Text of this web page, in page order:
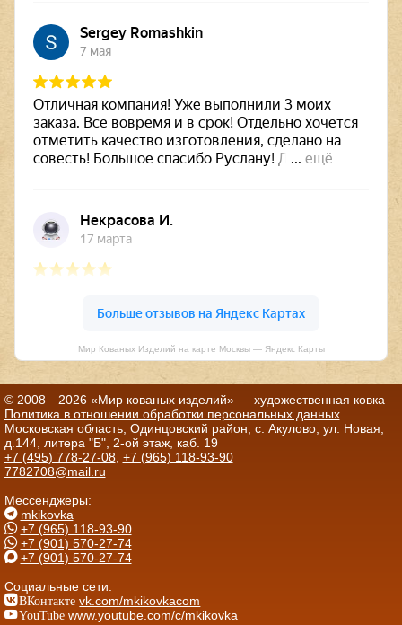
Мир Кованых Изделий на карте Москвы — Яндекс Карты
© 2008—2026 «Мир кованых изделий» — художественная ковка
Политика в отношении обработки персональных данных
Московская область, Одинцовский район, с. Акулово, ул. Новая,
д.144, литера "Б", 2-ой этаж, каб. 19
+7 (495) 778-27-08, +7 (965) 118-93-90
7782708@mail.ru
Мессенджеры:
mkikovka
+7 (965) 118-93-90
+7 (901) 570-27-74
+7 (901) 570-27-74
Социальные сети:
ВКонтакте vk.com/mkikovkacom
YouTube www.youtube.com/c/mkikovka